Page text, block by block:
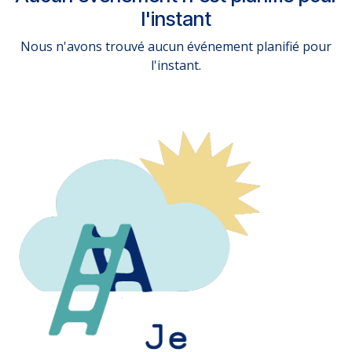
l'instant
Nous n'avons trouvé aucun événement planifié pour
l'instant.